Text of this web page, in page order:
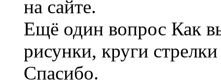
на сайте.
Ещё один вопрос Как
рисунки, круги
Спасибо.